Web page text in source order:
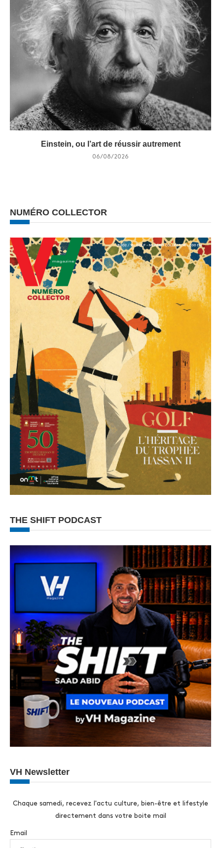
Einstein, ou l’art de réussir autrement
06/08/2026
NUMÉRO COLLECTOR
THE SHIFT PODCAST
VH Newsletter
Chaque samedi, recevez l'actu culture, bien-être et lifestyle
directement dans votre boite mail
Email